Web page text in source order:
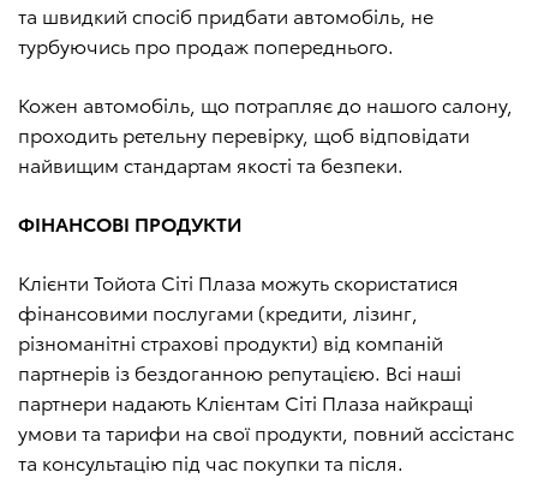
та швидкий спосіб придбати автомобіль, не
турбуючись про продаж попереднього.
Кожен автомобіль, що потрапляє до нашого салону,
проходить ретельну перевірку, щоб відповідати
найвищим стандартам якості та безпеки.
ФІНАНСОВІ ПРОДУКТИ
Клієнти Тойота Сіті Плаза можуть скористатися
фінансовими послугами (кредити, лізинг,
різноманітні страхові продукти) від компаній
партнерів із бездоганною репутацією. Всі наші
партнери надають Клієнтам Сіті Плаза найкращі
умови та тарифи на свої продукти, повний ассістанс
та консультацію під час покупки та після.